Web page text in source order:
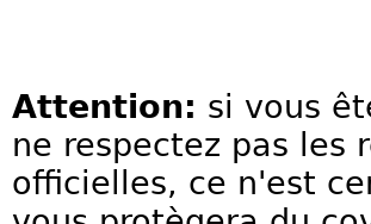
Attention: si vous
ne respectez pas les
officielles, ce n'est